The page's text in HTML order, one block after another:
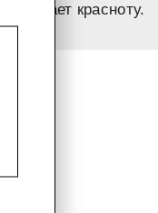
красноту.